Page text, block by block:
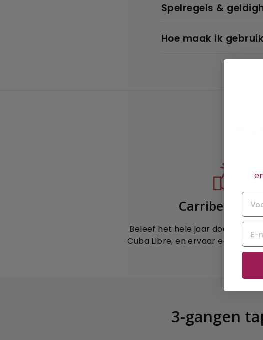
Spelregels &
Hoe maak ik
Carribean
Beleef het hele jaar door een
Cuba Libre, en ervaar een uniek
3-gangen